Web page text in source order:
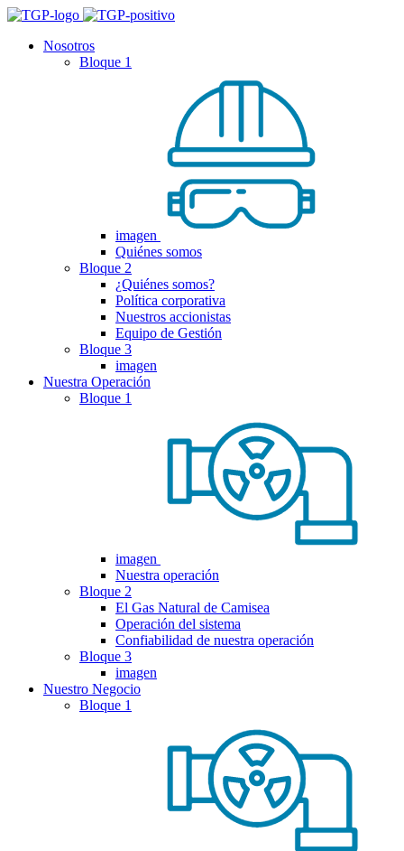
Nosotros
Bloque 1
imagen
Quiénes somos
Bloque 2
¿Quiénes somos?
Política corporativa
Nuestros accionistas
Equipo de Gestión
Bloque 3
imagen
Nuestra Operación
Bloque 1
imagen
Nuestra operación
Bloque 2
El Gas Natural de Camisea
Operación del sistema
Confiabilidad de nuestra operación
Bloque 3
imagen
Nuestro Negocio
Bloque 1